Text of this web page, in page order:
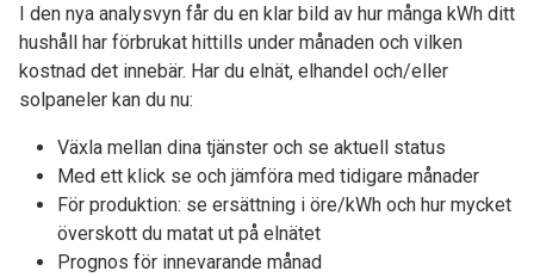
I den nya analysvyn får du en klar bild av hur många kWh ditt
hushåll har förbrukat hittills under månaden och vilken
kostnad det innebär. Har du elnät, elhandel och/eller
solpaneler kan du nu:
Växla mellan dina tjänster och se aktuell status
Med ett klick se och jämföra med tidigare månader
För produktion: se ersättning i öre/kWh och hur mycket
överskott du matat ut på elnätet
Prognos för innevarande månad